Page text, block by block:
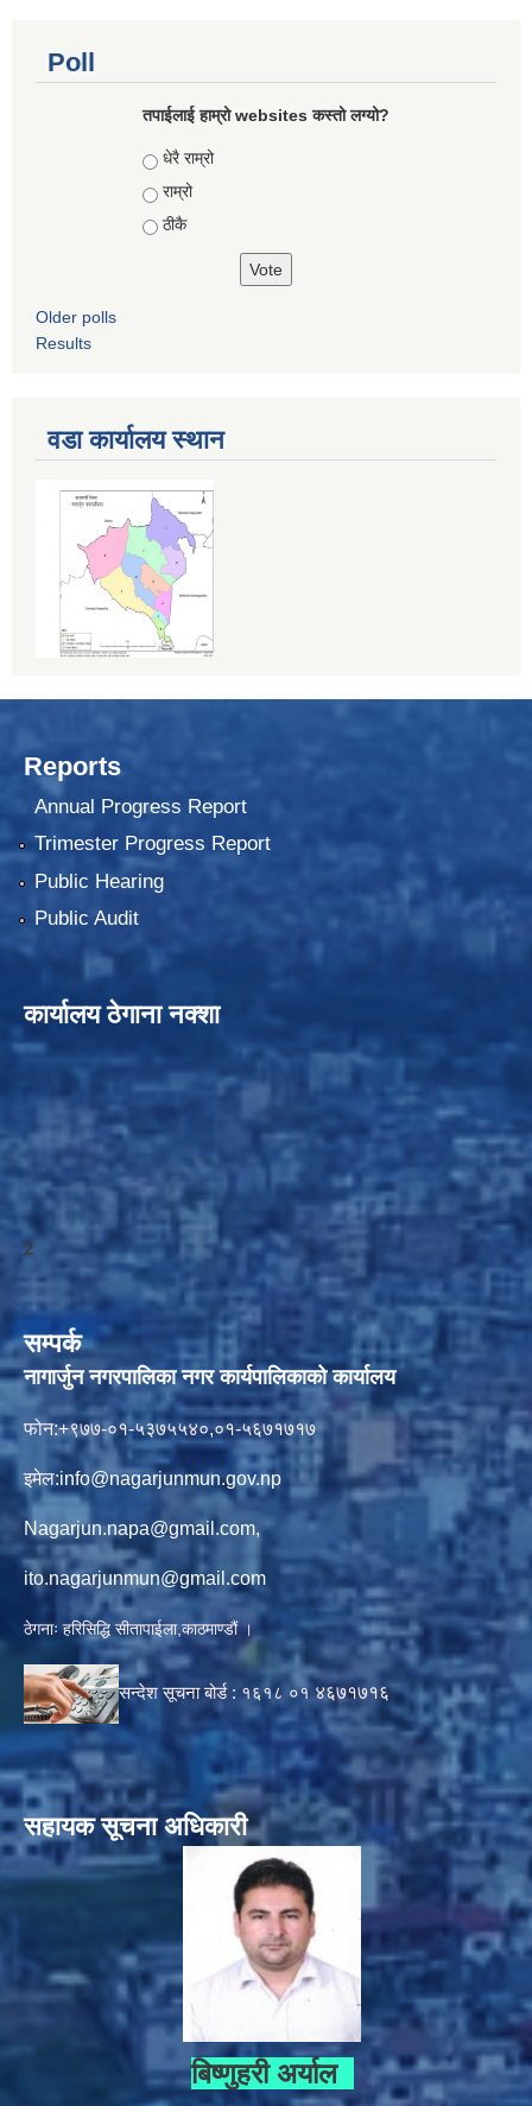
Poll
तपाईलाई हाम्रो websites कस्तो लग्यो?
Choices
धेरै राम्रो
राम्रो
ठीकै
Older polls
Results
वडा कार्यालय स्थान
Reports
Annual Progress Report
Trimester Progress Report
Public Hearing
Public Audit
कार्यालय ठेगाना नक्शा
2
सम्पर्क
नागार्जुन नगरपालिका नगर कार्यपालिकाको कार्यालय
फोन:+९७७-०१-५३७५५४०,०१-५६७१७१७
इमेल:info@nagarjunmun.gov.np
Nagarjun.napa@gmail.com,
ito.nagarjunmun@gmail.com
ठेगनाः हरिसिद्धि सीतापाईला,काठमाण्डौं ।
सन्देश सूचना बोर्ड : १६१८ ०१४६७१७१६
सहायक सूचना अधिकारी
बिष्णुहरी अर्याल